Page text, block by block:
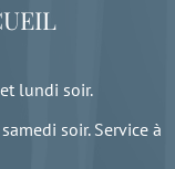
lundi soir.
soir. Service à